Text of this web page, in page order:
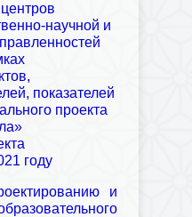
научной и
показателей
проекта
году
и